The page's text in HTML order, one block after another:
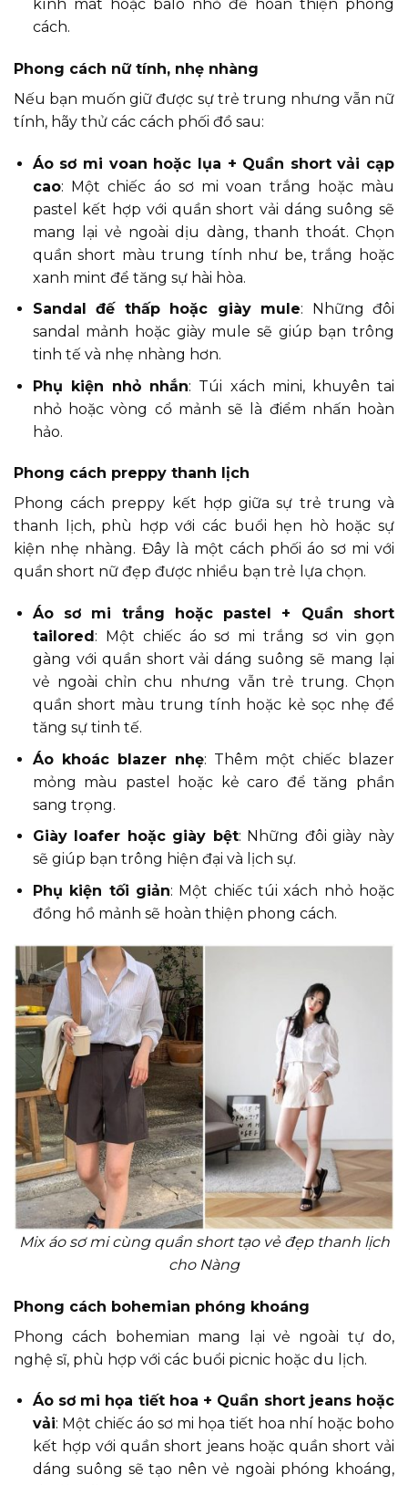
kính mát hoặc balo nhỏ để hoàn thiện phong
cách.
Phong cách nữ tính, nhẹ nhàng
Nếu bạn muốn giữ được sự trẻ trung nhưng vẫn nữ
tính, hãy thử các cách phối đồ sau:
Áo sơ mi voan hoặc lụa + Quần short vải cạp
cao: Một chiếc áo sơ mi voan trắng hoặc màu
pastel kết hợp với quần short vải dáng suông sẽ
mang lại vẻ ngoài dịu dàng, thanh thoát. Chọn
quần short màu trung tính như be, trắng hoặc
xanh mint để tăng sự hài hòa.
Sandal đế thấp hoặc giày mule: Những đôi
sandal mảnh hoặc giày mule sẽ giúp bạn trông
tinh tế và nhẹ nhàng hơn.
Phụ kiện nhỏ nhắn: Túi xách mini, khuyên tai
nhỏ hoặc vòng cổ mảnh sẽ là điểm nhấn hoàn
hảo.
Phong cách preppy thanh lịch
Phong cách preppy kết hợp giữa sự trẻ trung và
thanh lịch, phù hợp với các buổi hẹn hò hoặc sự
kiện nhẹ nhàng. Đây là một cách phối áo sơ mi với
quần short nữ đẹp được nhiều bạn trẻ lựa chọn.
Áo sơ mi trắng hoặc pastel + Quần short
tailored : Một chiếc áo sơ mi trắng sơ vin gọn
gàng với quần short vải dáng suông sẽ mang lại
vẻ ngoài chỉn chu nhưng vẫn trẻ trung. Chọn
quần short màu trung tính hoặc kẻ sọc nhẹ để
tăng sự tinh tế.
Áo khoác blazer nhẹ: Thêm một chiếc blazer
mỏng màu pastel hoặc kẻ caro để tăng phần
sang trọng.
Giày loafer hoặc giày bệt: Những đôi giày này
sẽ giúp bạn trông hiện đại và lịch sự.
Phụ kiện tối giản: Một chiếc túi xách nhỏ hoặc
đồng hồ mảnh sẽ hoàn thiện phong cách.
Mix áo sơ mi cùng quần short tạo vẻ đẹp thanh lịch
cho Nàng
Phong cách bohemian phóng khoáng
Phong cách bohemian mang lại vẻ ngoài tự do,
nghệ sĩ, phù hợp với các buổi picnic hoặc du lịch.
Áo sơ mi họa tiết hoa + Quần short jeans hoặc
vải: Một chiếc áo sơ mi họa tiết hoa nhí hoặc boho
kết hợp với quần short jeans hoặc quần short vải
dáng suông sẽ tạo nên vẻ ngoài phóng khoáng,